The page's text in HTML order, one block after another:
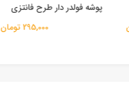
پوشه فولدر دار طرح فانتزی
295,000 تومان